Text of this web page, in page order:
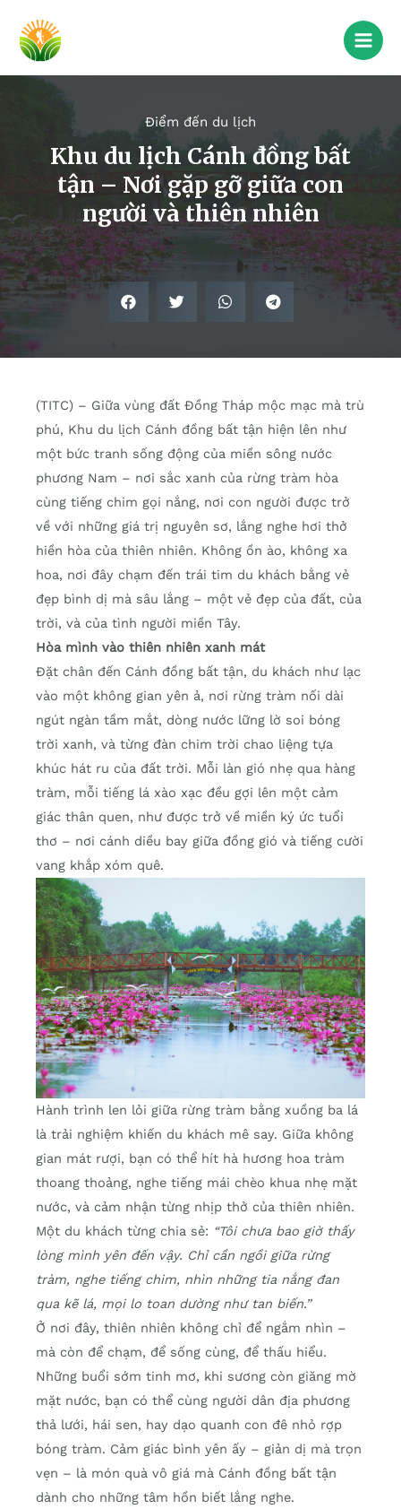
Điểm đến du lịch
Khu du lịch Cánh đồng bất
tận – Nơi gặp gỡ giữa con
người và thiên nhiên
(TITC) – Giữa vùng đất Đồng Tháp mộc mạc mà trù
phú, Khu du lịch Cánh đồng bất tận hiện lên như
một bức tranh sống động của miền sông nước
phương Nam – nơi sắc xanh của rừng tràm hòa
cùng tiếng chim gọi nắng, nơi con người được trở
về với những giá trị nguyên sơ, lắng nghe hơi thở
hiền hòa của thiên nhiên. Không ồn ào, không xa
hoa, nơi đây chạm đến trái tim du khách bằng vẻ
đẹp bình dị mà sâu lắng – một vẻ đẹp của đất, của
trời, và của tình người miền Tây.
Hòa mình vào thiên nhiên xanh mát
Đặt chân đến Cánh đồng bất tận, du khách như lạc
vào một không gian yên ả, nơi rừng tràm nối dài
ngút ngàn tầm mắt, dòng nước lững lờ soi bóng
trời xanh, và từng đàn chim trời chao liệng tựa
khúc hát ru của đất trời. Mỗi làn gió nhẹ qua hàng
tràm, mỗi tiếng lá xào xạc đều gợi lên một cảm
giác thân quen, như được trở về miền ký ức tuổi
thơ – nơi cánh diều bay giữa đồng gió và tiếng cười
vang khắp xóm quê.
Hành trình len lỏi giữa rừng tràm bằng xuồng ba lá
là trải nghiệm khiến du khách mê say. Giữa không
gian mát rượi, bạn có thể hít hà hương hoa tràm
thoang thoảng, nghe tiếng mái chèo khua nhẹ mặt
nước, và cảm nhận từng nhịp thở của thiên nhiên.
Một du khách từng chia sẻ: “Tôi chưa bao giờ thấy
lòng mình yên đến vậy. Chỉ cần ngồi giữa rừng
tràm, nghe tiếng chim, nhìn những tia nắng đan
qua kẽ lá, mọi lo toan dường như tan biến.”
Ở nơi đây, thiên nhiên không chỉ để ngắm nhìn –
mà còn để chạm, để sống cùng, để thấu hiểu.
Những buổi sớm tinh mơ, khi sương còn giăng mờ
mặt nước, bạn có thể cùng người dân địa phương
thả lưới, hái sen, hay dạo quanh con đê nhỏ rợp
bóng tràm. Cảm giác bình yên ấy – giản dị mà trọn
vẹn – là món quà vô giá mà Cánh đồng bất tận
dành cho những tâm hồn biết lắng nghe.